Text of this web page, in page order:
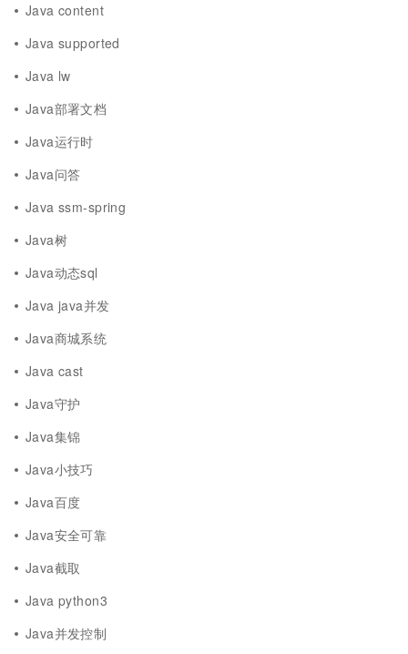
Java content
Java supported
Java lw
Java部署文档
Java运行时
Java问答
Java ssm-spring
Java树
Java动态sql
Java java并发
Java商城系统
Java cast
Java守护
Java集锦
Java小技巧
Java百度
Java安全可靠
Java截取
Java python3
Java并发控制